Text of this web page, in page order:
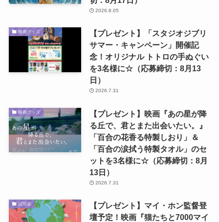
2026.8.05
映画グッズ
【プレゼント】「スタジオジブリ
サマー・キャンペーン」開催記
念！オリジナル トトロの手ぬぐい
を3名様に☆（応募締切：8月13
日）
2026.7.31
映画グッズ
【プレゼント】映画『あの星が降
る丘で、君とまた出会いたい。』
「百合の花香る特製しおり」＆
「百合の涙拭う特製タオル」のセ
ットを3名様に☆（応募締切：8月
13日）
2026.7.31
試写会
【プレゼント】マイ・ホン監督登
壇予定！映画『猫たちと7000マイ